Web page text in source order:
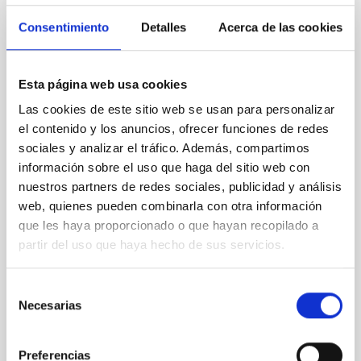
Consentimiento Detalles Acerca de las cookies
Esta página web usa cookies
Las cookies de este sitio web se usan para personalizar
el contenido y los anuncios, ofrecer funciones de redes
sociales y analizar el tráfico. Además, compartimos
información sobre el uso que haga del sitio web con
nuestros partners de redes sociales, publicidad y análisis
web, quienes pueden combinarla con otra información
que les haya proporcionado o que hayan recopilado a
partir del uso que haya hecho de sus servicios.
Necesarias
Preferencias
CON ÁRBITRO
Joining forces: 30 years of optical
monitoring of the Einstein Cross
We present extended optical monitoring of the
quadruply-imaged gravitationally lensed quasar QSO
observations from different observatories in both
hemispheres and using a new photometric
technique. This technique uses a region far enough
from the lens system to accurately determine the
sky background level